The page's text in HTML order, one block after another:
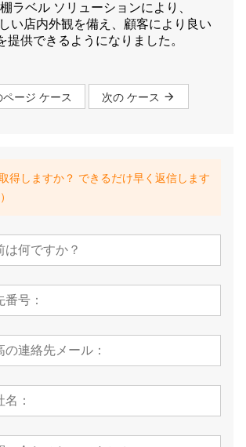
ラベル ソリューションにより、
い店内外観を備え、顧客により良い
提供できるようになりました。
ページ ケース 次の ケース
得しますか？ できるだけ早く返信します